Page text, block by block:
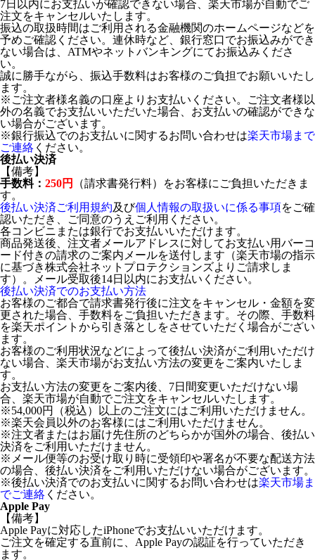
7日以内にお支払いが確認できない場合、楽天市場が自動でご
注文をキャンセルいたします。
振込の取扱時間はご利用される金融機関のホームページなどを
予めご確認ください。連休時など、銀行窓口でお振込みができ
ない場合は、ATMやネットバンキングにてお振込みくださ
い。
誠に勝手ながら、振込手数料はお客様のご負担でお願いいたし
ます。
※ご注文者様名義の口座よりお支払いください。ご注文者様以
外の名義でお支払いいただいた場合、お支払いの確認ができな
い場合がございます。
※銀行振込でのお支払いに関するお問い合わせは楽天市場まで
ご連絡 ください。
後払い決済
【備考】
手数料： 250円
（請求書発行料）をお客様にご負担いただきま
す。
後払い決済ご利用規約及び個人情報の取扱いに係る事項をご確
認いただき、ご同意のうえご利用ください。
各コンビニまたは銀行でお支払いいただけます。
商品発送後、注文者メールアドレスに対してお支払い用バーコ
ード付きの請求のご案内メールを送付します（楽天市場の指示
に基づき株式会社ネットプロテクションズよりご請求しま
す）。メール受取後14日以内にお支払いください。
後払い決済でのお支払い方法
お客様のご都合で請求書発行後に注文をキャンセル・金額を変
更された場合、手数料をご負担いただきます。その際、手数料
を楽天ポイントから引き落としをさせていただく場合がござい
ます。
お客様のご利用状況などによって後払い決済がご利用いただけ
ない場合、楽天市場がお支払い方法の変更をご案内いたしま
す。
お支払い方法の変更をご案内後、7日間変更いただけない場
合、楽天市場が自動でご注文をキャンセルいたします。
※54,000円（税込）以上のご注文にはご利用いただけません。
※楽天会員以外のお客様にはご利用いただけません。
※注文者またはお届け先住所のどちらかが国外の場合、後払い
決済をご利用いただけません。
※メール便等のお受け取り時に受領印や署名が不要な配送方法
の場合、後払い決済をご利用いただけない場合がございます。
※後払い決済でのお支払いに関するお問い合わせは楽天市場ま
でご連絡 ください。
Apple Pay
【備考】
Apple Payに対応したiPhoneでお支払いいただけます。
ご注文を確定する直前に、Apple Payの認証を行っていただき
ます。